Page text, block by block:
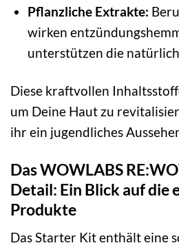
Pflanzliche Extrakte:
wirken
unterstützen die
Diese kraftvollen
um Deine Haut zu
ihr ein jugendliches
Das WOWLABS
Detail: Ein Blick auf die
Produkte
Das Starter Kit enthält eine